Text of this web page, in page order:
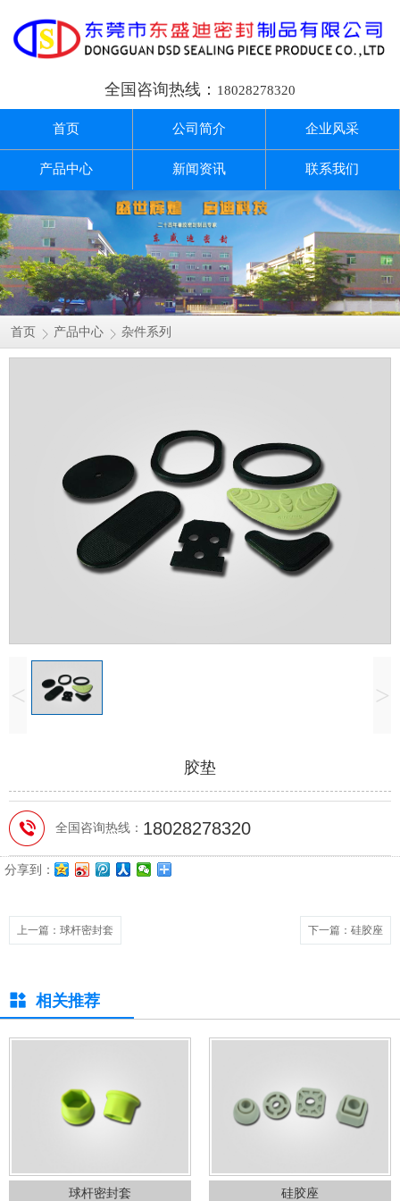
全国咨询热线： 18028278320
首页 公司简介 企业风采
产品中心 新闻资讯 联系我们
首页 产品中心 杂件系列
< >
胶垫
全国咨询热线： 18028278320
分享到：
上一篇 ：球杆密封套 下一篇 ：硅胶座
相关推荐
球杆密封套 硅胶座